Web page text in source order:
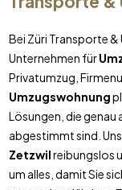
Bei Züri Transporte &
Unternehmen für
Privatumzug,
Umzugswohnung
Lösungen, die genau
abgestimmt sind.
Zetzwilreibungslos
um alles, damit Sie